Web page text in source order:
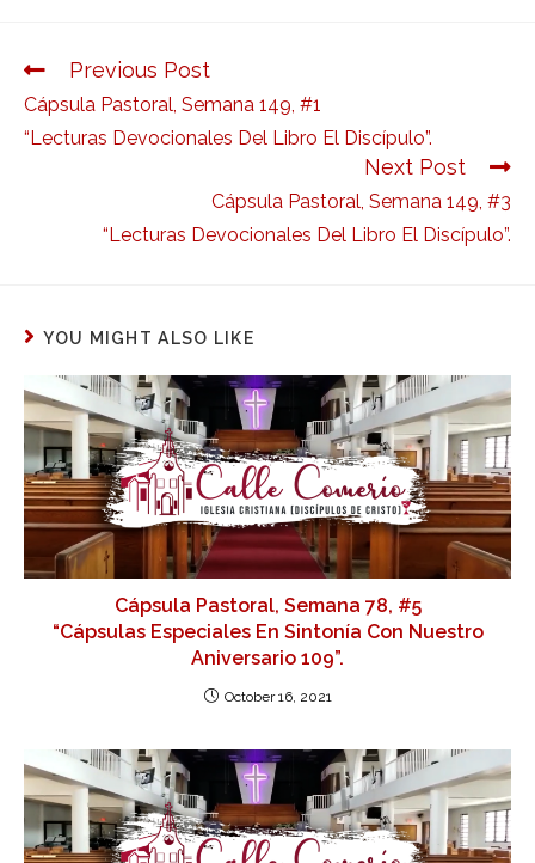
Previous Post
Cápsula Pastoral, Semana 149, #1
“Lecturas Devocionales Del Libro El Discípulo”.
Next Post
Cápsula Pastoral, Semana 149, #3
“Lecturas Devocionales Del Libro El Discípulo”.
YOU MIGHT ALSO LIKE
Cápsula Pastoral, Semana 78, #5
“Cápsulas Especiales En Sintonía Con Nuestro
Aniversario 109”.
October 16, 2021